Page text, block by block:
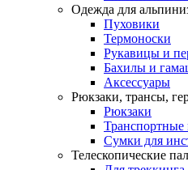
Одежда для
Пуховики
Термоноски
Рукавицы и
Бахилы и
Аксессуары
Рюкзаки, трансы,
Рюкзаки
Сумки для
Телескопические